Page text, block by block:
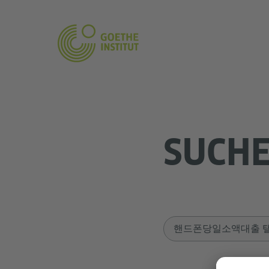
Sucheingabe